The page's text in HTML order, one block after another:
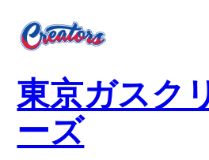
東京ガスク
ーズ